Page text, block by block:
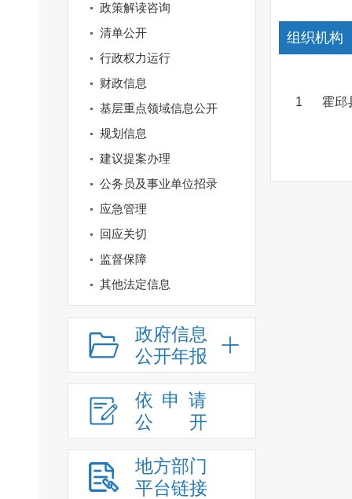
政策解读咨询
清单公开
行政权力运行
财政信息
基层重点领域信息公开
规划信息
建议提案办理
公务员及事业单位招录
应急管理
回应关切
监督保障
其他法定信息
政府信息
公开年报
依申请
公
开
地方部门
平台链接
组织机构
1 霍邱